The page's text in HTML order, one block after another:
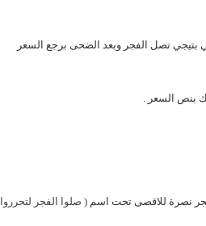
بتيجي تصل الفجر وبعد الضحى برجع السعر
بنص السعر .
نصرة للاقصى تحت اسم( صلوا الفجر لتحرروا